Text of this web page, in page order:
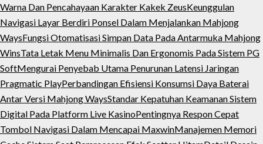
Warna Dan Pencahayaan Karakter Kakek ZeusKeunggulan
Navigasi Layar Berdiri Ponsel Dalam Menjalankan Mahjong
WaysFungsi Otomatisasi Simpan Data Pada Antarmuka Mahjong
WinsTata Letak Menu Minimalis Dan Ergonomis Pada Sistem PG
SoftMengurai Penyebab Utama Penurunan Latensi Jaringan
Pragmatic PlayPerbandingan Efisiensi Konsumsi Daya Baterai
Antar Versi Mahjong WaysStandar Kepatuhan Keamanan Sistem
Digital Pada Platform Live KasinoPentingnya Respon Cepat
Tombol Navigasi Dalam Mencapai MaxwinManajemen Memori